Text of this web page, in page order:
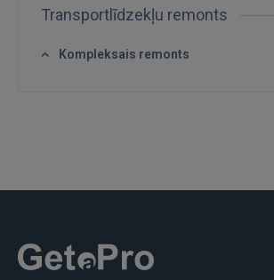
REĢISTRĀCIJA
Transportlīdzekļu remonts
Kompleksais remonts